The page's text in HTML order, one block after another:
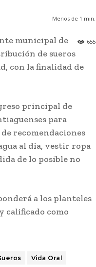
Menos de 1 min.
655
municipal de
de sueros
con la finalidad de
principal de
para
recomendaciones
al día, vestir ropa
de lo posible no
a los planteles
calificado como
Vida Oral